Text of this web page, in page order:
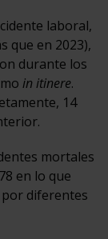
laboral,
que en 2023),
durante los
in itinere.
14
mortales
en lo que
por diferentes